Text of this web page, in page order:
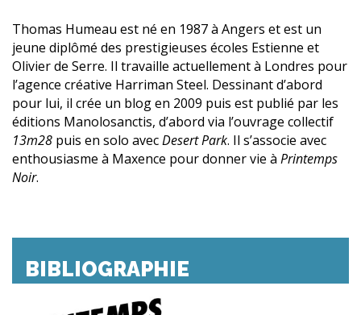
Thomas Humeau est né en 1987 à Angers et est un
jeune diplômé des prestigieuses écoles Estienne et
Olivier de Serre. Il travaille actuellement à Londres pour
l’agence créative Harriman Steel. Dessinant d’abord
pour lui, il crée un blog en 2009 puis est publié par les
éditions Manolosanctis, d’abord via l’ouvrage collectif
13m28 puis en solo avecDesert Park. Il s’associe avec
enthousiasme à Maxence pour donner vie à Printemps
Noir.
BIBLIOGRAPHIE